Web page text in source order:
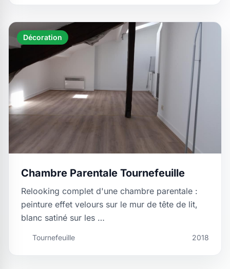
Décoration
Chambre Parentale Tournefeuille
Relooking complet d'une chambre parentale :
peinture effet velours sur le mur de tête de lit,
blanc satiné sur les …
Tournefeuille 2018